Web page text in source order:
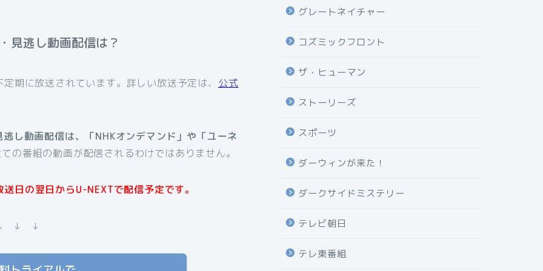
見逃し動画配信は？
期に放送されています。詳しい放送予定は、 公式
し動画配信は、「NHKオンデマンド」や「ユーネ
の番組の動画が配信されるわけではありません。
日の翌日からU-NEXTで配信予定です。
↓ ↓
グレートネイチャー
コズミックフロント
ザ・ヒューマン
ストーリーズ
スポーツ
ダーウィンが来た！
ダークサイドミステリー
テレビ朝日
テレ東番組